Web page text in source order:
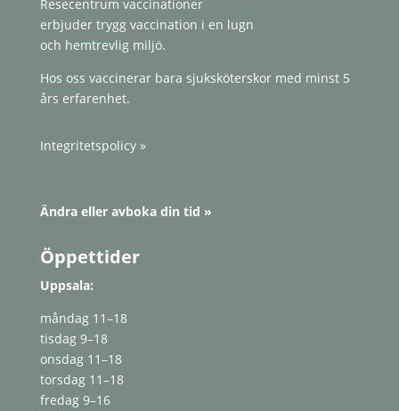
Resecentrum vaccinationer
erbjuder trygg vaccination i en lugn
och hemtrevlig miljö.
Hos oss vaccinerar bara sjuksköterskor med minst 5
års erfarenhet.
Integritetspolicy »
Ändra eller avboka din tid »
Öppettider
Uppsala:
måndag 11–18
tisdag 9–18
onsdag 11–18
torsdag 11–18
fredag ​​9–16